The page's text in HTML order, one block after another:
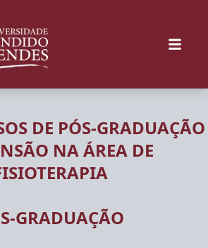
DE PÓS-GRADUAÇÃO
NA ÁREA DE
GRADUAÇÃO